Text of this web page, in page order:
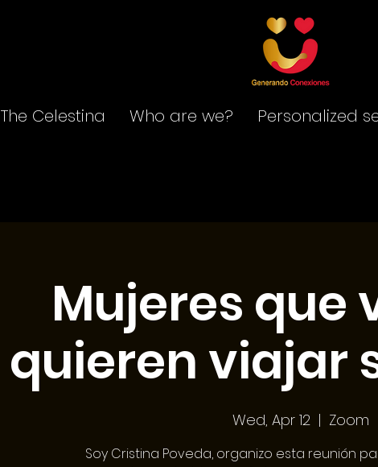
The Celestina Who are we? Personalized
Mujeres que
quieren viajar
Wed, Apr 12
  |
Zoom
Soy Cristina Poveda, organizo esta reunión